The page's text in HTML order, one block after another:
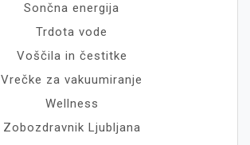
Sončna energija
Trdota vode
Voščila in čestitke
Vrečke za vakuumiranje
Wellness
Zobozdravnik Ljubljana